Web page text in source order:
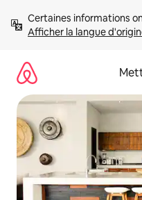
directement
Afficher la langue